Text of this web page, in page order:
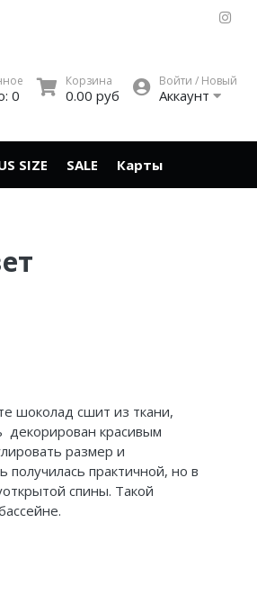
0
Корзина
0.00 руб
Войти / Новый
Аккаунт
SIZE SALE Карты
шоколад сшит из ткани,
красивым
размер и
получилась практичной, но в
спины. Такой